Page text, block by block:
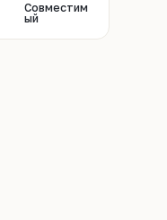
Совместим
ый